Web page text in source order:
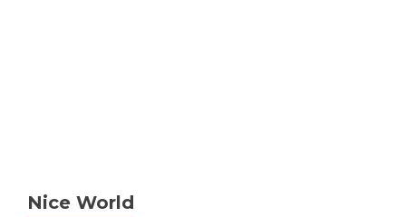
Nice World